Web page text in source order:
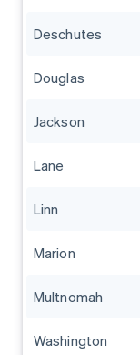
Deschutes
Douglas
Jackson
Lane
Linn
Marion
Multnomah
Washington